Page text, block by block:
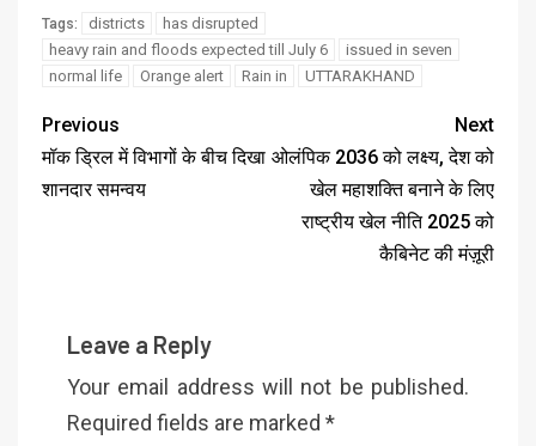
Tags: districts
has disrupted
heavy rain and floods expected till July 6
issued in seven
normal life
Orange alert Rain in UTTARAKHAND
Previous
मॉक ड्रिल में विभागों के बीच दिखा
शानदार समन्वय
Next
ओलंपिक 2036 को लक्ष्य, देश को
खेल महाशक्ति बनाने के लिए
राष्ट्रीय खेल नीति 2025 को
कैबिनेट की मंज़ूरी
Leave a Reply
Your email address will not be published.
Required fields are marked *